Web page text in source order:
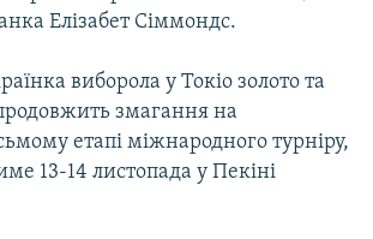
Елізабет Сіммондс.
виборола у Токіо золото та
змагання на
етапі міжнародного турніру,
13-14 листопада у Пекіні